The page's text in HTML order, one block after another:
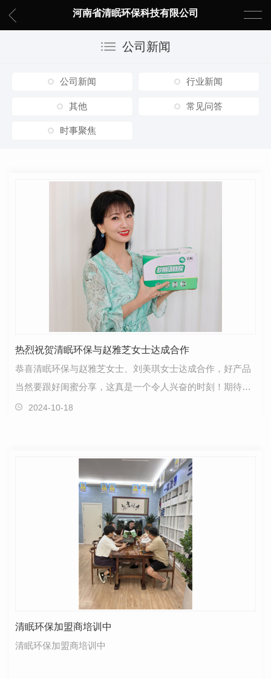
河南省清眠环保科技有限公司
公司新闻
公司新闻 行业新闻
其他 常见问答
时事聚焦
热烈祝贺清眠环保与赵雅芝女士达成合作
恭喜清眠环保与赵雅芝女士、刘美琪女士达成合作，好产品
当然要跟好闺蜜分享，这真是一个令人兴奋的时刻！期待我
们在未来的合作中取得更大的成功。更多的视频内容，…
2024-10-18
清眠环保加盟商培训中
清眠环保加盟商培训中